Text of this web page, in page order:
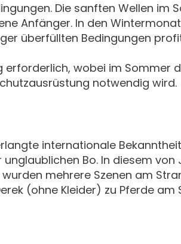
Die sanften Wellen im
Anfänger. In den
überfüllten Bedingungen
wobei im Sommer
notwendig wird.
internationale
Bo. In diesem von
mehrere Szenen am
(ohne Kleider) zu Pferde am